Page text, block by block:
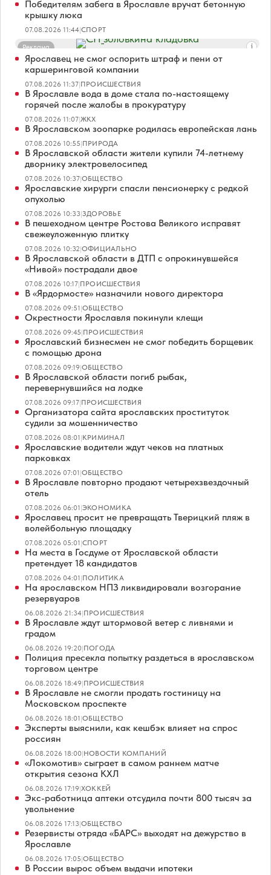
Победителям забега в Ярославле вручат бетонную
крышку люка
07.08.2026 11:44|СПОРТ
Реклама
Ярославец не смог оспорить штраф и пени от
каршеринговой компании
07.08.2026 11:37|ПРОИСШЕСТВИЯ
В Ярославле вода в доме стала по-настоящему
горячей после жалобы в прокуратуру
07.08.2026 11:07|ЖКХ
В Ярославском зоопарке родилась европейская лань
07.08.2026 10:55|ПРИРОДА
В Ярославской области жители купили 74-летнему
дворнику электровелосипед
07.08.2026 10:37|ОБЩЕСТВО
Ярославские хирурги спасли пенсионерку с редкой
опухолью
07.08.2026 10:33|ЗДОРОВЬЕ
В пешеходном центре Ростова Великого исправят
свежеуложенную плитку
07.08.2026 10:32|ОФИЦИАЛЬНО
В Ярославской области в ДТП с опрокинувшейся
«Нивой» пострадали двое
07.08.2026 10:17|ПРОИСШЕСТВИЯ
В «Ярдормосте» назначили нового директора
07.08.2026 09:51|ОБЩЕСТВО
Окрестности Ярославля покинули клещи
07.08.2026 09:45|ПРОИСШЕСТВИЯ
Ярославский бизнесмен не смог победить борщевик
с помощью дрона
07.08.2026 09:19|ОБЩЕСТВО
В Ярославской области погиб рыбак,
перевернувшийся на лодке
07.08.2026 09:17|ПРОИСШЕСТВИЯ
Организатора сайта ярославских проституток
судили за мошенничество
07.08.2026 08:01|КРИМИНАЛ
Ярославские водители ждут чеков на платных
парковках
07.08.2026 07:01|ОБЩЕСТВО
В Ярославле повторно продают четырехзвездочный
отель
07.08.2026 06:01|ЭКОНОМИКА
Ярославец просит не превращать Тверицкий пляж в
волейбольную площадку
07.08.2026 05:01|СПОРТ
На места в Госдуме от Ярославской области
претендует 18 кандидатов
07.08.2026 04:01|ПОЛИТИКА
На ярославском НПЗ ликвидировали возгорание
резервуаров
06.08.2026 21:34|ПРОИСШЕСТВИЯ
В Ярославле ждут штормовой ветер с ливнями и
градом
06.08.2026 19:20|ПОГОДА
Полиция пресекла попытку раздеться в ярославском
торговом центре
06.08.2026 18:49|ПРОИСШЕСТВИЯ
В Ярославле не смогли продать гостиницу на
Московском проспекте
06.08.2026 18:01|ОБЩЕСТВО
Эксперты выяснили, как кешбэк влияет на спрос
россиян
06.08.2026 18:00|НОВОСТИ КОМПАНИЙ
«Локомотив» сыграет в самом раннем матче
открытия сезона КХЛ
06.08.2026 17:19|ХОККЕЙ
Экс-работница аптеки отсудила почти 800 тысяч за
увольнение
06.08.2026 17:13|ОБЩЕСТВО
Резервисты отряда «БАРС» выходят на дежурство в
Ярославле
06.08.2026 17:05|ОБЩЕСТВО
В России вырос объем выдачи ипотеки